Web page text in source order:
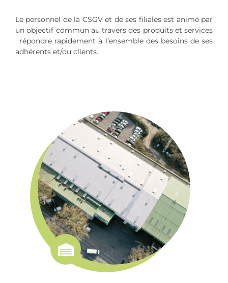
Le personnel de la CSGV et de ses filiales est animé par
un objectif commun au travers des produits et services
: répondre rapidement à l’ensemble des besoins de ses
adhérents et/ou clients.